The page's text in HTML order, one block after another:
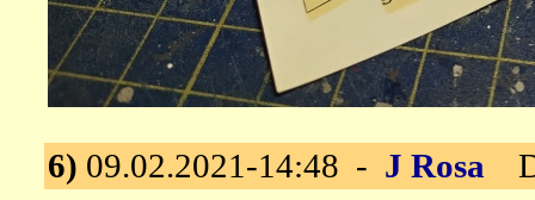
6) 09.02.2021-14:48 - J Rosa